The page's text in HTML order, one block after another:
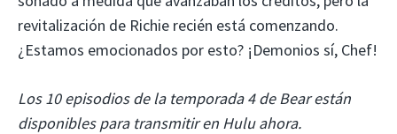
revitalización de Richie recién está comenzando.
¿Estamos emocionados por esto? ¡Demonios sí, Chef!
Los 10 episodios de la temporada 4 de Bear están
disponibles para transmitir en Hulu ahora.